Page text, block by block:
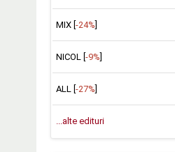
MIX [ -24%
NICOL [ -9%
ALL [ -27%
...alte edituri